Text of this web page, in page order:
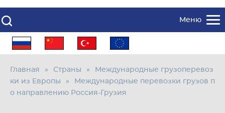
Меню
Главная Страны
Международные грузоперевоз
ки из Европы
Международные перевозки грузов п
о направлению Россия-Грузия